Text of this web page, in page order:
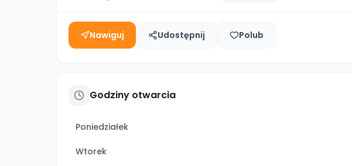
Nawiguj Udostępnij Polub
Godziny otwarcia
Poniedziałek
Wtorek